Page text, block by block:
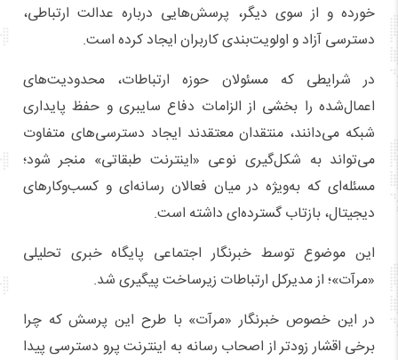
خورده و از سوی دیگر، پرسش‌هایی درباره عدالت ارتباطی،
دسترسی آزاد و اولویت‌بندی کاربران ایجاد کرده است.
در شرایطی که مسئولان حوزه ارتباطات، محدودیت‌های
اعمال‌شده را بخشی از الزامات دفاع سایبری و حفظ پایداری
شبکه می‌دانند، منتقدان معتقدند ایجاد دسترسی‌های متفاوت
می‌تواند به شکل‌گیری نوعی «اینترنت طبقاتی» منجر شود؛
مسئله‌ای که به‌ویژه در میان فعالان رسانه‌ای و کسب‌وکارهای
دیجیتال، بازتاب گسترده‌ای داشته است.
این موضوع توسط خبرنگار اجتماعی پایگاه خبری تحلیلی
«مرآت»؛ از مدیرکل ارتباطات زیرساخت پیگیری شد.
در این خصوص خبرنگار «مرآت» با طرح این پرسش که چرا
برخی اقشار زودتر از اصحاب رسانه به اینترنت پرو دسترسی پیدا